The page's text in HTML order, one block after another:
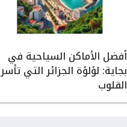
أفضل الأماكن السياحية في
بجاية: لؤلؤة الجزائر التي تأسر
القلوب